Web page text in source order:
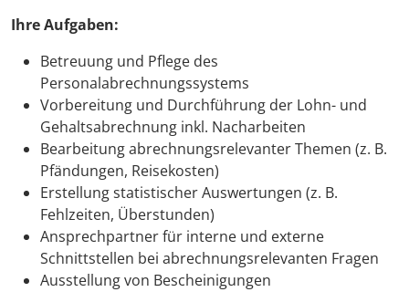
Ihre Aufgaben:
Betreuung und Pflege des
Personalabrechnungssystems
Vorbereitung und Durchführung der Lohn- und
Gehaltsabrechnung inkl. Nacharbeiten
Bearbeitung abrechnungsrelevanter Themen (z. B.
Pfändungen, Reisekosten)
Erstellung statistischer Auswertungen (z. B.
Fehlzeiten, Überstunden)
Ansprechpartner für interne und externe
Schnittstellen bei abrechnungsrelevanten Fragen
Ausstellung von Bescheinigungen